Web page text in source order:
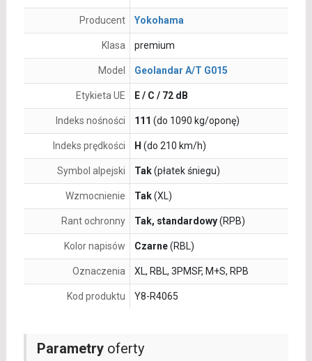
Parametryoferty
Producent Yokohama
Klasa premium
Model Geolandar A/T G015
Etykieta UE E / C / 72 dB
Indeks nośności 111 (do 1090 kg/oponę)
Indeks prędkości H (do 210 km/h)
Symbol alpejski Tak(płatek śniegu)
Wzmocnienie Tak(XL)
Rant ochronny Tak, standardowy(RPB)
Kolor napisów Czarne(RBL)
Oznaczenia XL, RBL, 3PMSF, M+S, RPB
Kod produktu Y8-R4065